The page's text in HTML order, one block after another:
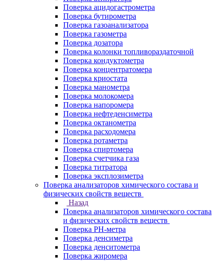
Поверка ацидогастрометра
Поверка бутирометра
Поверка газоанализатора
Поверка газометра
Поверка дозатора
Поверка колонки топливораздаточной
Поверка кондуктометра
Поверка концентратомера
Поверка криостата
Поверка манометра
Поверка молокомера
Поверка напоромера
Поверка нефтеденсиметра
Поверка октанометра
Поверка расходомера
Поверка ротаметра
Поверка спиртомера
Поверка счетчика газа
Поверка титратора
Поверка эксплозиметра
Поверка анализаторов химического состава и
физических свойств веществ
Назад
Поверка анализаторов химического состава
и физических свойств веществ
Поверка PH-метра
Поверка денсиметра
Поверка денситометра
Поверка жиромера